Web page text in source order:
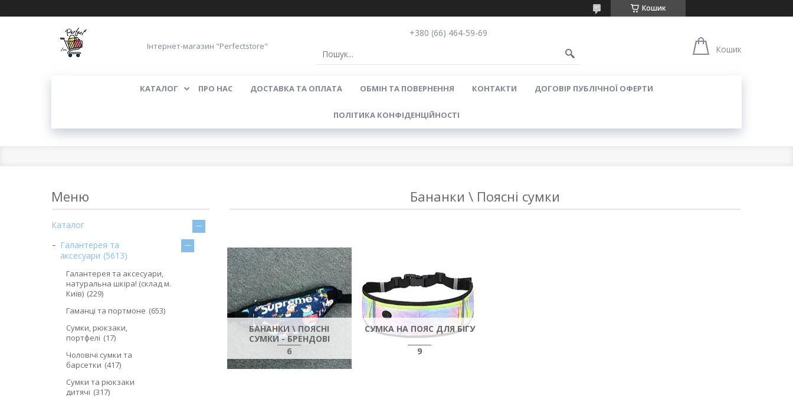
Кошик
Інтернет-магазин "Perfectstore"
+380 (66) 464-59-69
Кошик
КАТАЛОГ ПРО НАС ДОСТАВКА ТА ОПЛАТА ОБМІН ТА ПОВЕРНЕННЯ КОНТАКТИ ДОГОВІР ПУБЛІЧНОЇ ОФЕРТИ
ПОЛІТИКА КОНФІДЕНЦІЙНОСТІ
Бананки \ Поясні сумки
БАНАНКИ \ ПОЯСНІ
СУМКИ - БРЕНДОВІ
6
СУМКА НА ПОЯС ДЛЯ БІГУ
9
Каталог
Галантерея та
аксесуари 5613
Галантерея та аксесуари,
натуральна шкіра! (склад м.
Київ) 229
Гаманці та портмоне
653
Сумки, рюкзаки,
портфелі
17
Чоловічі сумки та
барсетки 417
Сумки та рюкзаки
дитячі 317